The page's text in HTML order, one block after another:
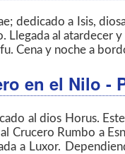
dedicado a Isis,
Llegada al
Cena y noche a
en el Nilo -
al dios Horus.
Crucero Rumbo a
a Luxor.